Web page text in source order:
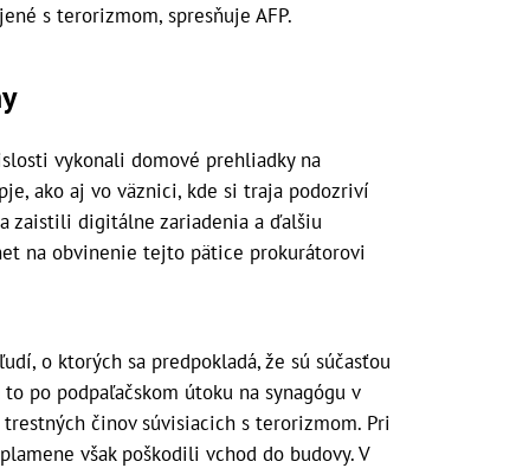
s terorizmom, spresňuje AFP.
vykonali domové prehliadky na
ako aj vo väznici, kde si traja podozriví
zaistili digitálne zariadenia a ďalšiu
na obvinenie tejto pätice prokurátorovi
o ktorých sa predpokladá, že sú súčasťou
po podpaľačskom útoku na synagógu v
činov súvisiacich s terorizmom. Pri
však poškodili vchod do budovy. V